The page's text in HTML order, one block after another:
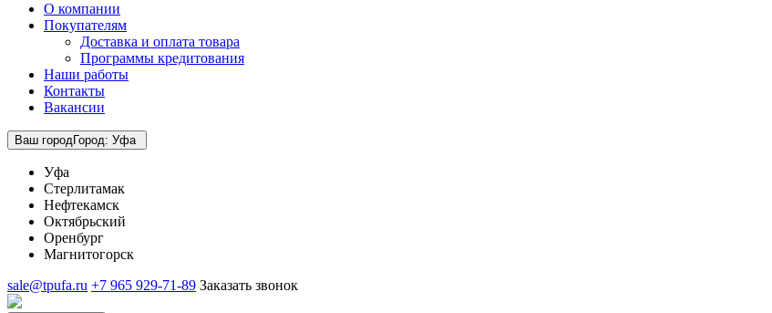
О компании
Покупателям
Доставка и оплата товара
Программы кредитования
Наши работы
Контакты
Вакансии
Ваш городГород: Уфа
Уфа
Стерлитамак
Нефтекамск
Октябрьский
Оренбург
Магнитогорск
sale@tpufa.ru +7 965 929-71-89 Заказать звонок